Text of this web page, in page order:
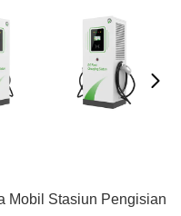
Mobil Stasiun Pengisian